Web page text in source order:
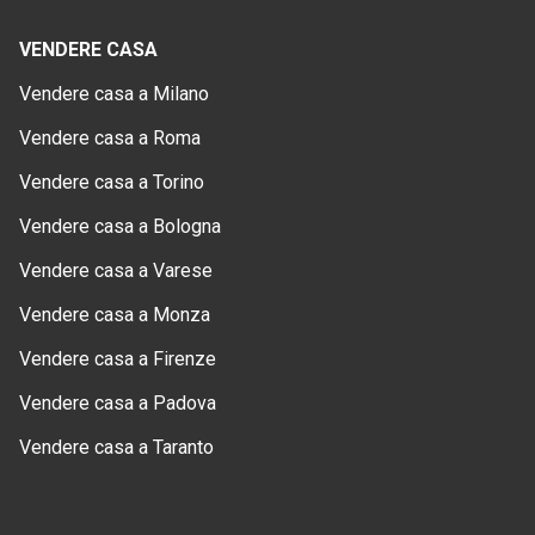
VENDERE CASA
Vendere casa a Milano
Vendere casa a Roma
Vendere casa a Torino
Vendere casa a Bologna
Vendere casa a Varese
Vendere casa a Monza
Vendere casa a Firenze
Vendere casa a Padova
Vendere casa a Taranto